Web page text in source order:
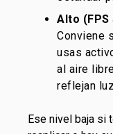
Alto (FPS
Conviene
usas
al aire
reflejan
Ese nivel baja si